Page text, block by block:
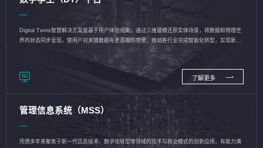
Digital Twins智慧解决方案是基于用户体验视角，通过三维建模还原实体场景，将数据和物理世
界的状态同步呈现，使用户对关键数据有更直观的感受，推动各行业完成智能化转型，实现新旧
了解更多
管理信息系统（MSS）
凭借多年来聚焦于新一代信息技术、数字化转型等领域的技术与商业模式的创新应用，有能力满